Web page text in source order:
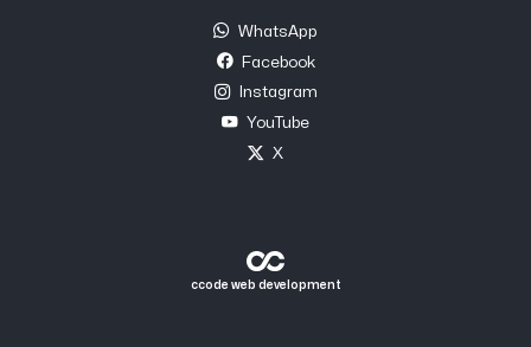
WhatsApp
Facebook
Instagram
YouTube
X
ccode web development